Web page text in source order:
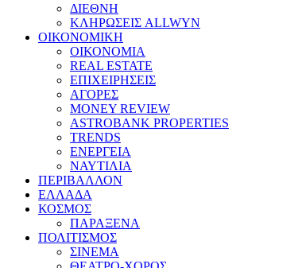
ΔΙΕΘΝΗ
ΚΛΗΡΩΣΕΙΣ ALLWYN
ΟΙΚΟΝΟΜΙΚΗ
ΟΙΚΟΝΟΜΙΑ
REAL ESTATE
ΕΠΙΧΕΙΡΗΣΕΙΣ
ΑΓΟΡΕΣ
MONEY REVIEW
ASTROBANK PROPERTIES
TRENDS
ΕΝΕΡΓΕΙΑ
ΝΑΥΤΙΛΙΑ
ΠΕΡΙΒΑΛΛΟΝ
ΕΛΛΑΔΑ
ΚΟΣΜΟΣ
ΠΑΡΑΞΕΝΑ
ΠΟΛΙΤΙΣΜΟΣ
ΣΙΝΕΜΑ